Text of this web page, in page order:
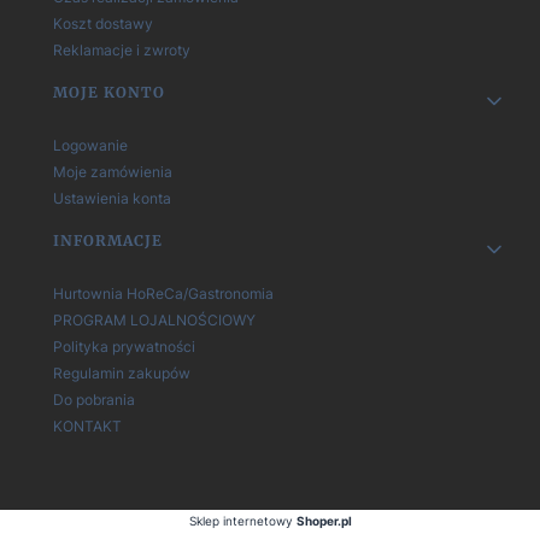
Koszt dostawy
Reklamacje i zwroty
MOJE KONTO
Logowanie
Moje zamówienia
Ustawienia konta
INFORMACJE
Hurtownia HoReCa/Gastronomia
PROGRAM LOJALNOŚCIOWY
Polityka prywatności
Regulamin zakupów
Do pobrania
KONTAKT
Sklep internetowy Shoper.pl